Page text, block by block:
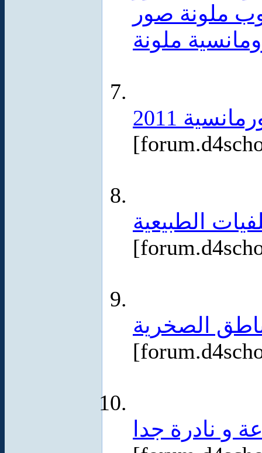
ملونة صور
ملونة
2011
الطبيعية
الصخرية
و نادرة جدا